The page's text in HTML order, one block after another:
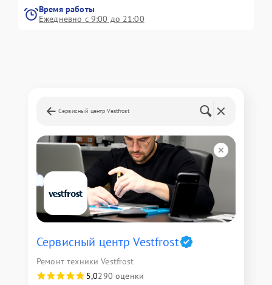
Время работы
Ежедневно с 9:00 до 21:00
Сервисный центр Vestfrost
Сервисный центр Vestfrost
Ремонт техники Vestfrost
5,0290 оценки